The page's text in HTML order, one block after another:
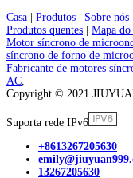
Casa
Produtos Sobre nós
Produtos quentes
Mapa do
Motor síncrono de
síncrono de forno de
Fabricante de motores
AC,
Copyright © 2021
Suporta rede IPv6
+8613267205630
13267205630